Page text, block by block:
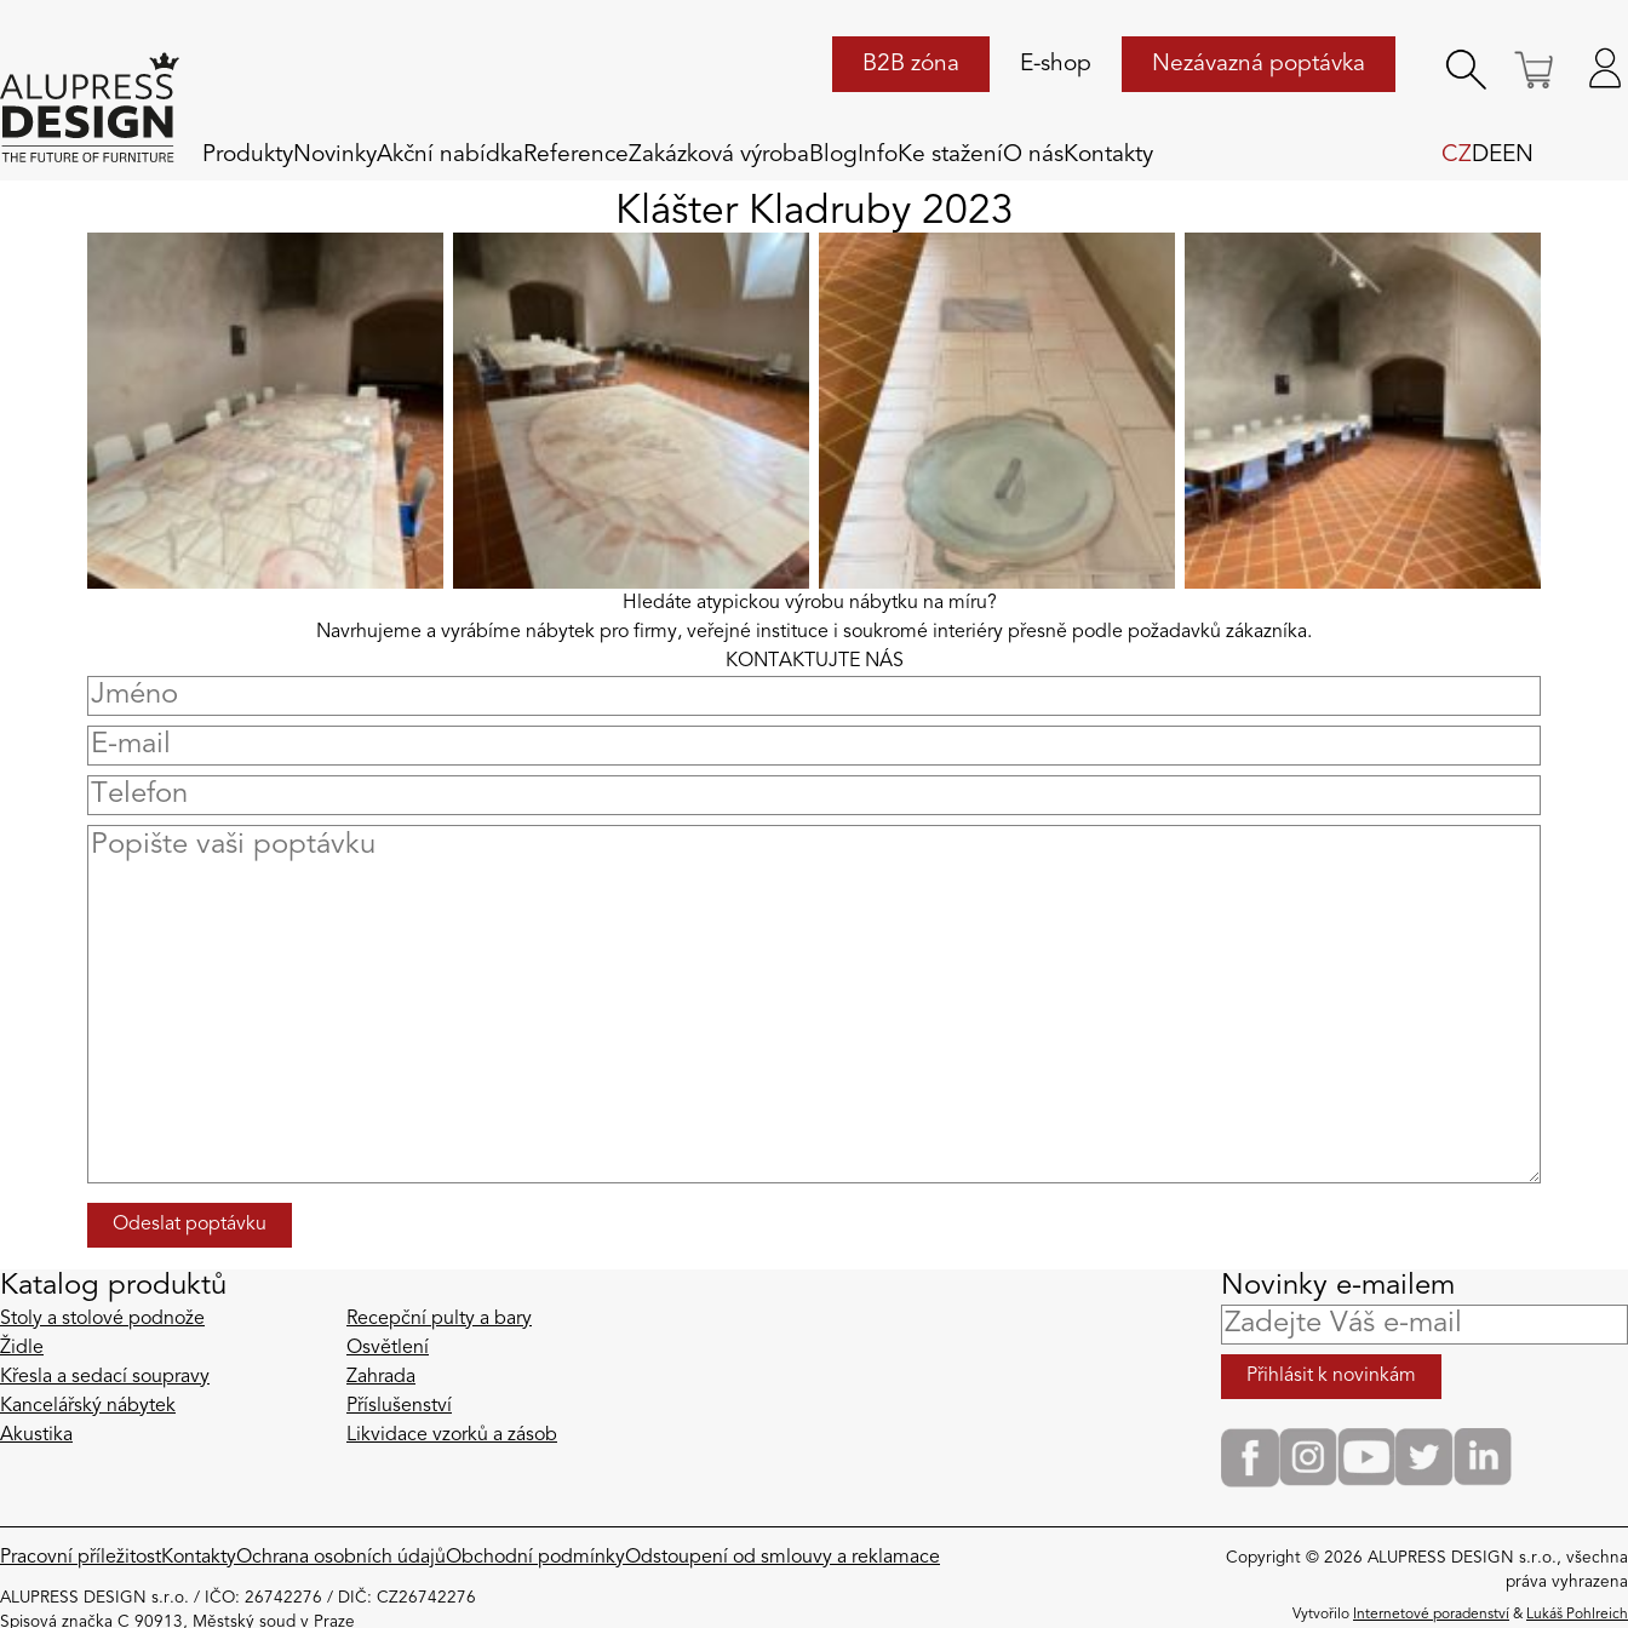
ProduktyNovinkyAkční nabídka ReferenceZakázková výroba Blog InfoKe staženíO násKontakty
B2B zóna E-shop Nezávazná poptávka
CZDEEN
Klášter Kladruby 2023
Hledáte atypickou výrobu nábytku na míru?
Navrhujeme a vyrábíme nábytek pro firmy, veřejné instituce i soukromé interiéry přesně podle požadavků zákazníka.
KONTAKTUJTE NÁS
Katalog produktů
Stoly a stolové podnože
Židle
Křesla a sedací soupravy
Kancelářský nábytek
Akustika
Recepční pulty a bary
Osvětlení
Zahrada
Příslušenství
Likvidace vzorků a zásob
Novinky e-mailem
Pracovní příležitostKontaktyOchrana osobních údajůObchodní podmínky​Odstoupení od smlouvy a reklamace
ALUPRESS DESIGN s.r.o. / IČO: 26742276 / DIČ: CZ26742276
Spisová značka C 90913, Městský soud v Praze
Copyright © 2026 ALUPRESS DESIGN s.r.o., všechna
práva vyhrazena
Vytvořilo Internetové poradenství & Lukáš Pohlreich